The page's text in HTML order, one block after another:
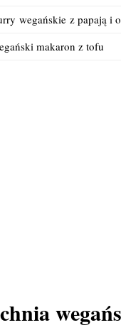
wegańskie z papają i
makaron z tofu